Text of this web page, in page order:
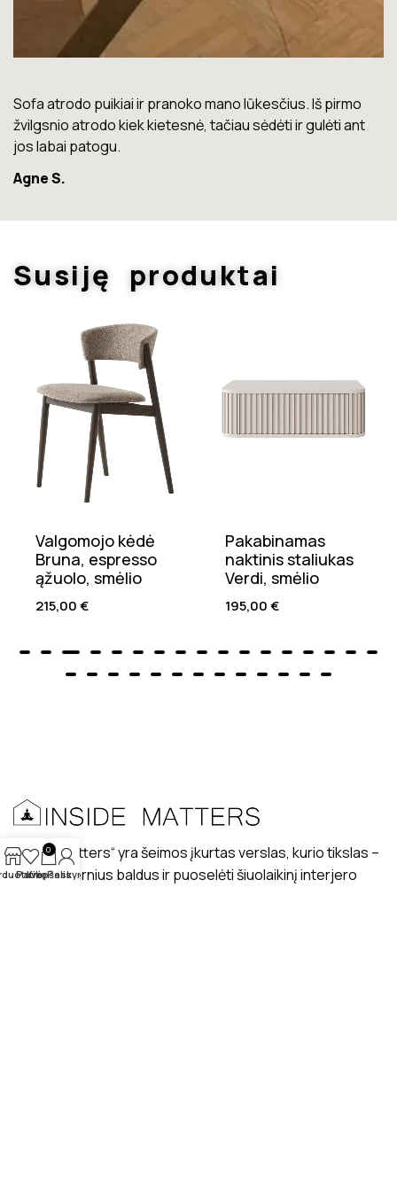
Lova labai gera. Šiuo metu neturiu jokių nusiskundimų.
Marius T.
Susiję produktai
Valgomojo kėdė
Bruna, espresso
ąžuolo, smėlio
215,00€
Pakabinamas
naktinis staliukas
Verdi, smėlio
195,00€
„Inside matters“ yra šeimos įkurtas verslas, kurio tikslas –
kurti modernius baldus ir puoselėti šiuolaikinį interjero
Patikę
0
Krepšelis
Paskyra